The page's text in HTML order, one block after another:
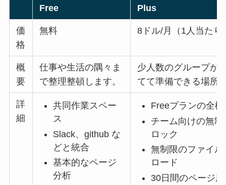
Free Plus
価
格
無料 8ドル/月（1人当たり
概
要
仕事や生活の隅々ま
で整理整頓します。
少人数のグループが
てて準備できる場所
詳
細
共同作業スペー
ス
Slack、github な
どと統合
基本的なページ
分析
Freeプランの全機
チーム向けの無制
ロック
無制限のファイル
ロード
30日間のページ